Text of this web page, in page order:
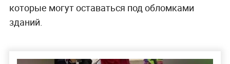
которые могут оставаться под обломками
зданий.